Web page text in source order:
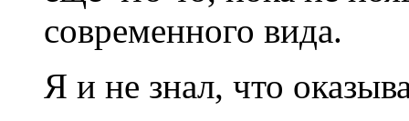
современного вида.
Я и не знал, что